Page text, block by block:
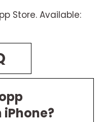
Store. Available: